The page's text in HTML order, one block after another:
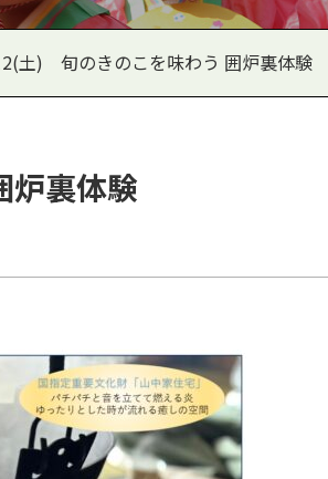
土) 旬のきのこを味わう 囲炉裏体験
裏体験